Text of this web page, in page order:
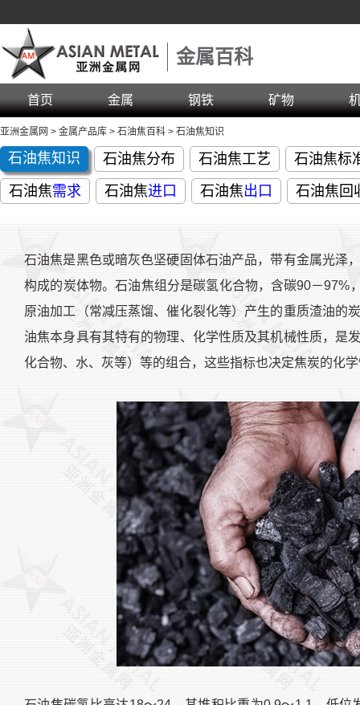
金属百科
首页 金属 钢铁 矿物
亚洲金属网 > 金属产品库 > 石油焦百科 > 石油焦知识
石油焦知识 石油焦分布 石油焦工艺
石油焦标
石油焦需求 石油焦进口 石油焦出口 石油焦回
石油焦是黑色或暗灰色坚硬固体石油产品，带有金属光泽
构成的炭体物。石油焦组分是碳氢化合物，含碳90－97%
原油加工（常减压蒸馏、催化裂化等）产生的重质渣油的
油焦本身具有其特有的物理、化学性质及其机械性质，是
化合物、水、灰等）等的组合，这些指标也决定焦炭的化